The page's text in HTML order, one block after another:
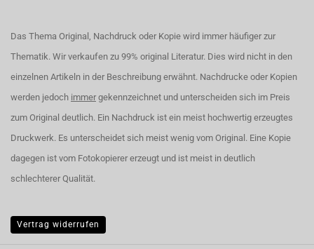
Das Thema Original, Nachdruck oder Kopie wird immer häufiger zur
Thematik. Wir verkaufen zu 99% original Literatur. Dies wird nicht in den
einzelnen Artikeln in der Beschreibung erwähnt. Nachdrucke oder Kopien
werden jedoch immer gekennzeichnet und unterscheiden sich im Preis
zum Original deutlich. Ein Nachdruck ist ein meist hochwertig erzeugtes
Druckwerk. Es unterscheidet sich meist wenig vom Original. Eine Kopie
dagegen ist vom Fotokopierer erzeugt und ist meist in deutlich
schlechterer Qualität.
Vertrag widerrufen